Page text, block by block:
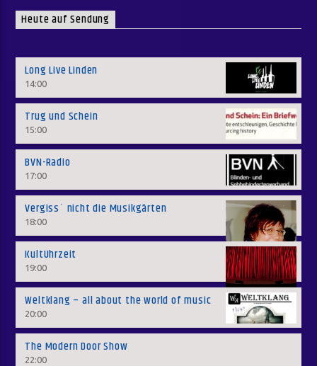
Heute auf Sendung
Long Live Linden
14:00
Trug und Schein
15:00
BVN-Radio
17:00
Vergiss´ nicht die Musikgärten
18:00
KultUhrzeit
19:00
Weltklang – all about the world of music
20:00
The Modern Door Show
22:00